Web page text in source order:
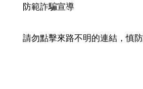
防範詐騙宣導
請勿點擊來路不明的連結，慎